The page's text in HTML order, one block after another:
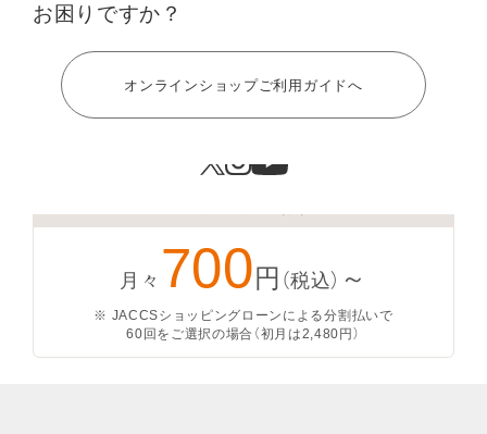
お困りですか？
オンラインショップご利用ガイドへ
月々 700 円 （税込） ～
※ JACCSショッピングローンによる分割払いで
60回をご選択の場合（初月は2,480円）